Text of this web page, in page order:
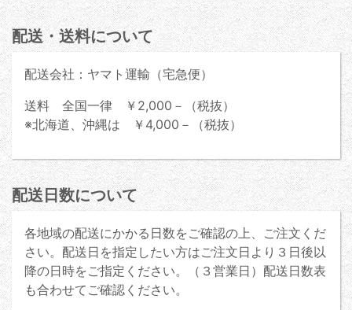
配送・送料について
配送会社：ヤマト運輸（宅急便）
送料 全国一律 ￥2,000－（税抜）
※北海道、沖縄は ￥4,000－（税抜）
配送日数について
各地域の配送にかかる日数をご確認の上、ご注文くだ
さい。配送日を指定したい方はご注文日より３日後以
降の日時をご指定ください。（３営業日）配送日数表
も合わせてご確認ください。